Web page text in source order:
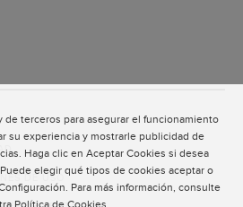
de terceros para asegurar el funcionamiento
su experiencia y mostrarle publicidad de
Haga clic en Aceptar Cookies si desea
elegir qué tipos de cookies aceptar o
Para más información, consulte
Política de Cookies
DE USO